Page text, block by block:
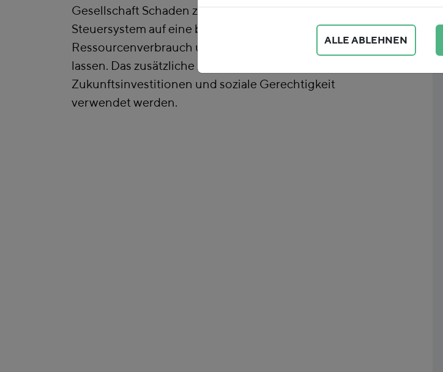
Gesellschaft Schaden zufügen, indem wir unser
Steuersystem auf eine breitere Basis stellen sowie
Ressourcenverbrauch und Klimabelastung teurer werden
lassen. Das zusätzliche Aufkommen sollte nachhaltig für
Zukunftsinvestitionen und soziale Gerechtigkeit
verwendet werden.
ALLE ABLEHNEN